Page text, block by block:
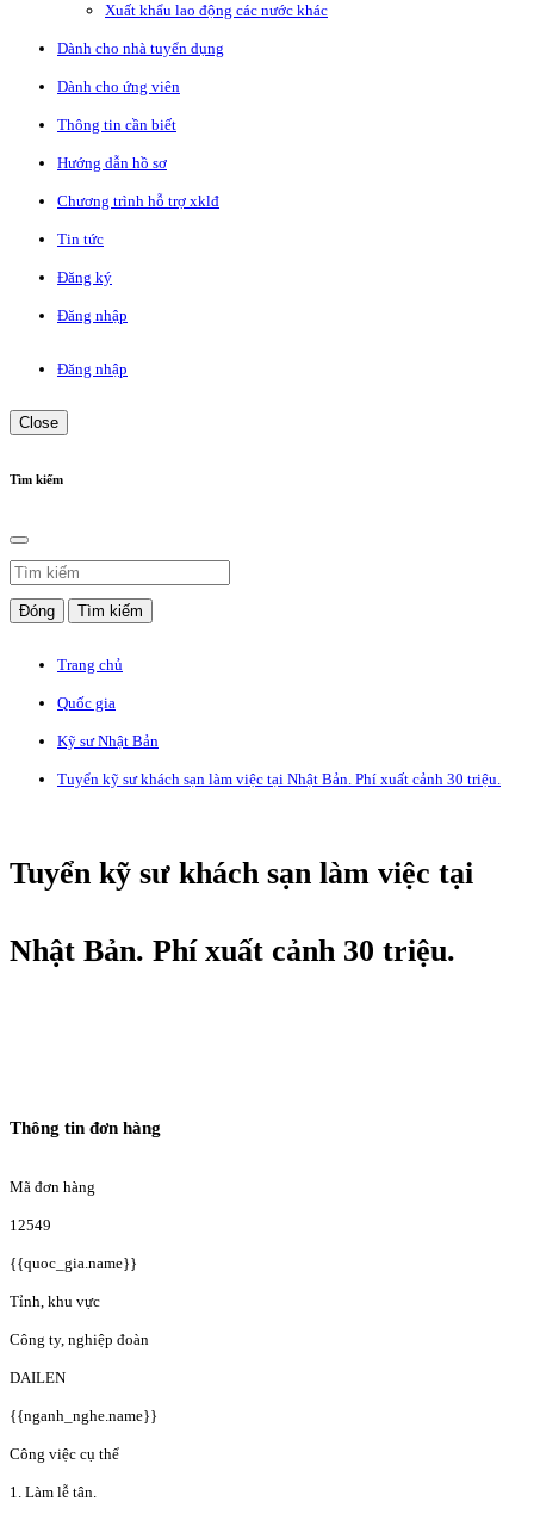
Xuất khẩu lao động các nước khác
Dành cho nhà tuyển dụng
Dành cho ứng viên
Thông tin cần biết
Hướng dẫn hồ sơ
Chương trình hỗ trợ xklđ
Tin tức
Đăng ký
Đăng nhập
Đăng nhập
Close
Tìm kiếm
Đóng Tìm kiếm
Trang chủ
Quốc gia
Kỹ sư Nhật Bản
Tuyển kỹ sư khách sạn làm việc tại Nhật Bản. Phí xuất cảnh 30 triệu.
Tuyển kỹ sư khách sạn làm việc tại
Nhật Bản. Phí xuất cảnh 30 triệu.
Thông tin đơn hàng
Mã đơn hàng
12549
{{quoc_gia.name}}
Tỉnh, khu vực
Công ty, nghiệp đoàn
DAILEN
{{nganh_nghe.name}}
Công việc cụ thể
1. Làm lễ tân.